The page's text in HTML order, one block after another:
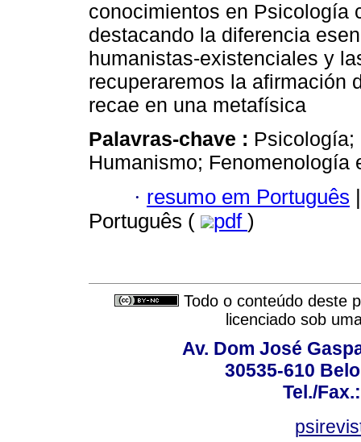
conocimientos en Psicología
destacando la diferencia
humanistas-existenciales y
recuperaremos la afirmación
recae en una metafísica
Palavras-chave :
Humanismo; Fenomenología
· resumo em Português |
Português (
pdf )
Todo o conteúdo deste
licenciado sob
Av. Dom José
30535-610
Tel./